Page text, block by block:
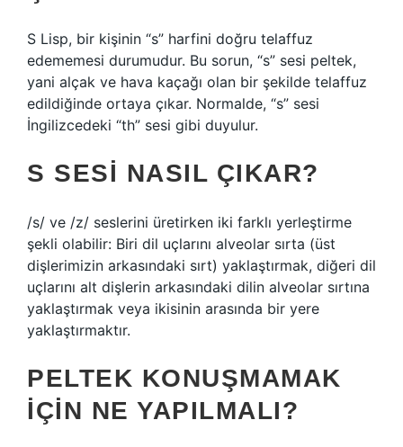
S Lisp, bir kişinin “s” harfini doğru telaffuz
edememesi durumudur. Bu sorun, “s” sesi peltek,
yani alçak ve hava kaçağı olan bir şekilde telaffuz
edildiğinde ortaya çıkar. Normalde, “s” sesi
İngilizcedeki “th” sesi gibi duyulur.
S SESI NASIL ÇIKAR?
/s/ ve /z/ seslerini üretirken iki farklı yerleştirme
şekli olabilir: Biri dil uçlarını alveolar sırta (üst
dişlerimizin arkasındaki sırt) yaklaştırmak, diğeri dil
uçlarını alt dişlerin arkasındaki dilin alveolar sırtına
yaklaştırmak veya ikisinin arasında bir yere
yaklaştırmaktır.
PELTEK KONUŞMAMAK
IÇIN NE YAPILMALI?